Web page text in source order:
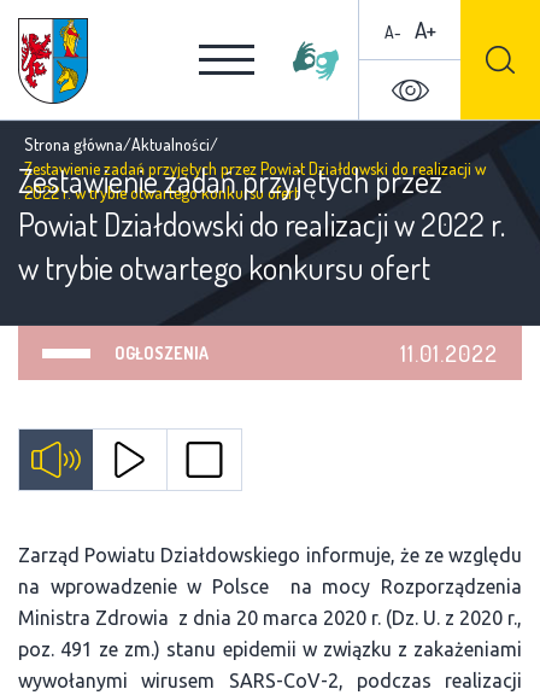
A- A+
Strona główna/Aktualności/
Zestawienie zadań przyjętych przez Powiat Działdowski do realizacji w
2022 r. w trybie otwartego konkursu ofert
Zestawienie zadań przyjętych przez
Powiat Działdowski do realizacji w 2022 r.
w trybie otwartego konkursu ofert
OGŁOSZENIA 11.01.2022
Zarząd Powiatu Działdowskiego informuje, że ze względu
na wprowadzenie w Polsce na mocy Rozporządzenia
Ministra Zdrowia z dnia 20 marca 2020 r. (Dz. U. z 2020 r.,
poz. 491 ze zm.) stanu epidemii w związku z zakażeniami
wywołanymi wirusem SARS-CoV-2, podczas realizacji